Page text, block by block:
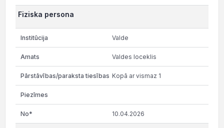
Fiziska persona
Valde
Valdes loceklis
Kopā ar vismaz 1
10.04.2026